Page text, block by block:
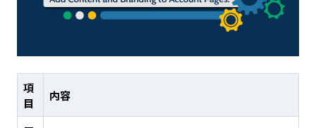
項
目
内容